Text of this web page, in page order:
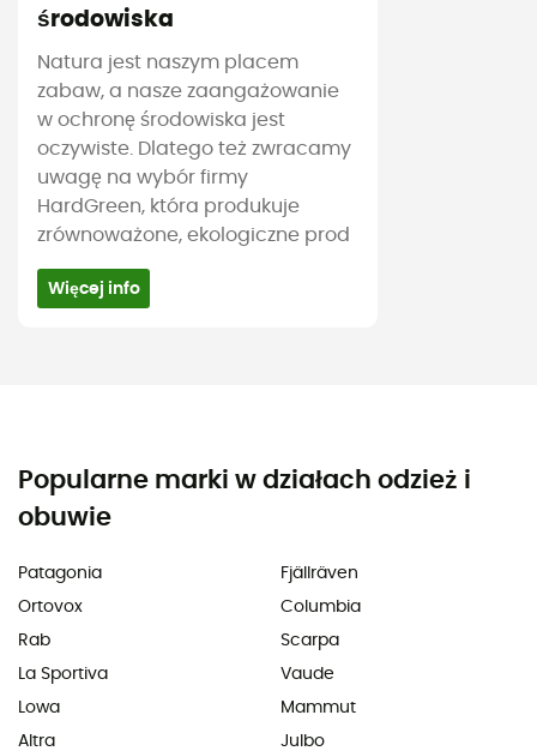
środowiska
Natura jest naszym placem
zabaw, a nasze zaangażowanie
w ochronę środowiska jest
oczywiste. Dlatego też zwracamy
uwagę na wybór firmy
HardGreen, która produkuje
zrównoważone, ekologiczne prod
Więcej info
Popularne marki w działach odzież i
obuwie
Patagonia
Ortovox
Rab
La Sportiva
Lowa
Altra
Fjällräven
Columbia
Scarpa
Vaude
Mammut
Julbo